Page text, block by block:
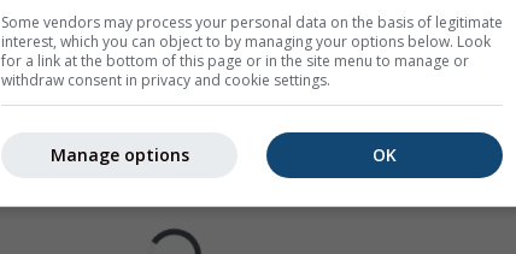
Some vendors may process your personal data on the basis of legitimate
interest, which you can object to by managing your options below. Look
for a link at the bottom of this page or in the site menu to manage or
withdraw consent in privacy and cookie settings.
OK
Manage options